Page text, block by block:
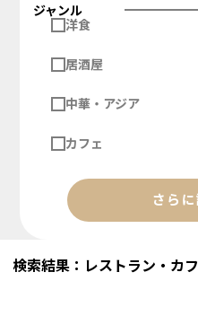
ジャンル
洋食
居酒屋
中華・アジア
カフェ
さら
検索結果：レストラン・カ